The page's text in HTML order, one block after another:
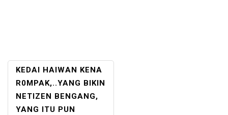
POST
NAVIGATION
KEDAI HAIWAN KENA
R0MPAK,..YANG BIKIN
NETIZEN BENGANG,
YANG ITU PUN